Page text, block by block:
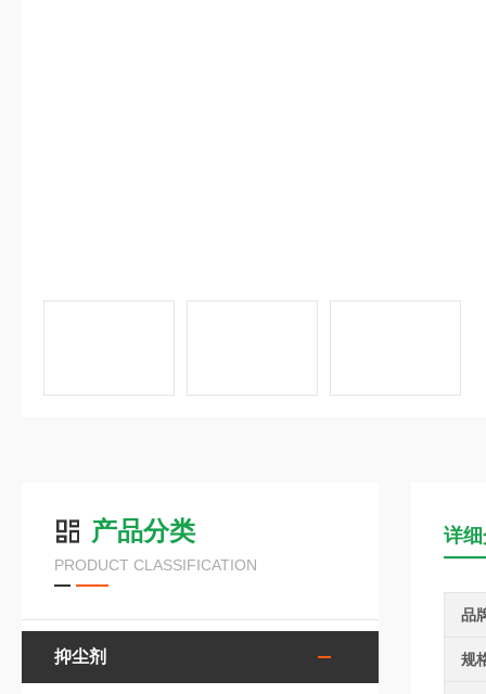
产品分类
PRODUCT CLASSIFICATION
抑尘剂
详
品
规